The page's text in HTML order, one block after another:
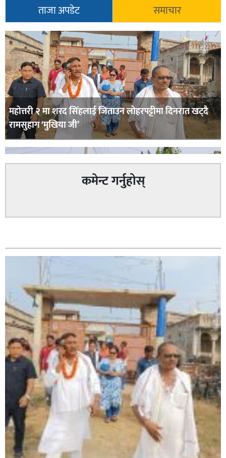
ताजा अपडेट समाचार
महोत्तरी २ मा शरद सिंहलाई जिताउन लोहरपट्टीमा दिनरात खट्दै
रामसुहाग ‘मुखिया जी’
सिराहा-२ मा संजय यादव भिड्ने !
कमेन्ट गर्नुहोस्